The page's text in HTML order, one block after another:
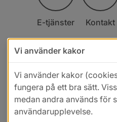
E-tjänster Kontakt
Vi använder kakor
Vi använder kakor
fungera på ett bra sätt.
medan andra används för
användarupplevelse.